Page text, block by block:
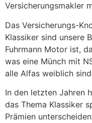
Versicherungsmakler
Das Versicherungs-
Klassiker sind unsere
Fuhrmann Motor ist,
was eine Münch mit
alle Alfas weiblich
In den letzten Jahren
das Thema Klassiker
Prämien